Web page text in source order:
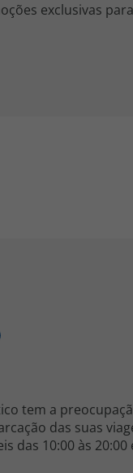
exclusivas
tem a
das suas
das 10:00 às 20:00